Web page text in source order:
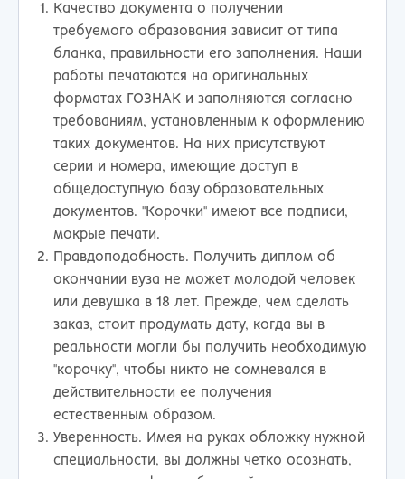
Качество документа о получении
требуемого образования зависит от типа
бланка, правильности его заполнения. Наши
работы печатаются на оригинальных
форматах ГОЗНАК и заполняются согласно
требованиям, установленным к оформлению
таких документов. На них присутствуют
серии и номера, имеющие доступ в
общедоступную базу образовательных
документов. "Корочки" имеют все подписи,
мокрые печати.
Правдоподобность. Получить диплом об
окончании вуза не может молодой человек
или девушка в 18 лет. Прежде, чем сделать
заказ, стоит продумать дату, когда вы в
реальности могли бы получить необходимую
"корочку", чтобы никто не сомневался в
действительности ее получения
естественным образом.
Уверенность. Имея на руках обложку нужной
специальности, вы должны четко осознать,